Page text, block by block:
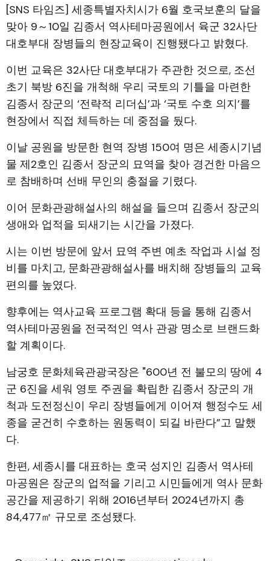
[SNS 타임즈] 세종특별자치시가 6월 호국보훈의 달을
맞아 9～10일 김종서 역사테마공원에서 육군 32사단
대호부대 장병들의 현장교육이 진행됐다고 밝혔다.
이번 교육은 32사단 대호부대가 주관한 것으로, 조선
초기 북방 6진을 개척해 우리 국토의 기틀을 마련한
김종서 장군의 ‘전략적 리더십’과 ‘국토 수호 의지’를
현장에서 직접 체득하는 데 중점을 뒀다.
이날 공원을 방문한 현역 장병 150여 명은 세종시기념
물 제2호인 김종서 장군의 묘역을 찾아 경건한 마음으
로 참배하며 선배 무인의 충절을 기렸다.
이어 문화관광해설사의 해설을 들으며 김종서 장군의
생애와 업적을 되새기는 시간을 가졌다.
시는 이번 방문에 앞서 묘역 주변 예초 작업과 시설 정
비를 마치고, 문화관광해설사를 배치해 장병들의 교육
편의를 높였다.
향후에는 역사교육 프로그램 확대 등을 통해 김종서
역사테마공원을 전국적인 역사 관광 명소로 브랜드화
할 계획이다.
남궁호 문화체육관광국장은 "600년 전 불모의 땅에 4
군 6진을 세워 영토 주권을 확립한 김종서 장군의 개
척과 도전정신이 우리 장병들에게 이어져 행정수도 세
종을 굳건히 수호하는 원동력이 되길 바란다”고 말했
다.
한편, 세종시를 대표하는 호국 성지인 김종서 역사테
마공원은 장군의 업적을 기리고 시민들에게 역사 문화
공간을 제공하기 위해 2016년부터 2024년까지 총
84,477㎡ 규모로 조성됐다.